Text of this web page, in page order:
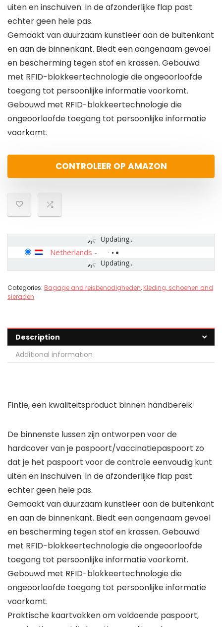
uiten en inschuiven. In de afzonderlijke flap past
echter geen hele pas.
Gemaakt van duurzaam kunstleer aan de buitenkant
en aan de binnenkant. Biedt een aangenaam gevoel
en bescherming tegen stof en krassen. Gebouwd
met RFID-blokkeertechnologie die ongeoorloofde
toegang tot persoonlijke informatie voorkomt.
Gebouwd met RFID-blokkeertechnologie die
ongeoorloofde toegang tot persoonlijke informatie
voorkomt.
CONTROLEER OP AMAZON
Updating...
Updating...
Netherlands -
Categories: Bagage and reisbenodigheden, Kleding, schoenen and
sieraden
Description
Additional information
Fintie, een kwaliteitsproduct binnen handbereik
De binnenste lussen zijn ontworpen voor de
hardcover van je paspoort/vaccinatiepaspoort zo
dat je het paspoort voor de controle eenvoudig kunt
uiten en inschuiven. In de afzonderlijke flap past
echter geen hele pas.
Gemaakt van duurzaam kunstleer aan de buitenkant
en aan de binnenkant. Biedt een aangenaam gevoel
en bescherming tegen stof en krassen. Gebouwd
met RFID-blokkeertechnologie die ongeoorloofde
toegang tot persoonlijke informatie voorkomt.
Gebouwd met RFID-blokkeertechnologie die
ongeoorloofde toegang tot persoonlijke informatie
voorkomt.
Praktische kaartvakken om voldoende paspoort,